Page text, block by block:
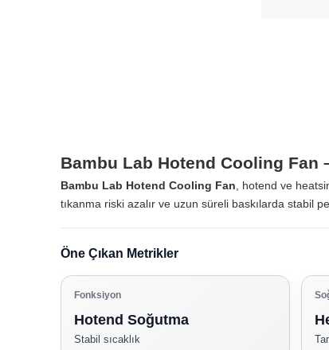
Bambu Lab Hotend Cooling Fan
Bambu Lab Hotend Cooling Fan , hotend ve
tıkanma riski azalır ve uzun süreli baskılarda stabil
Öne Çıkan Metrikler
Fonksiyon
Hotend Soğutma
Stabil sıcaklık